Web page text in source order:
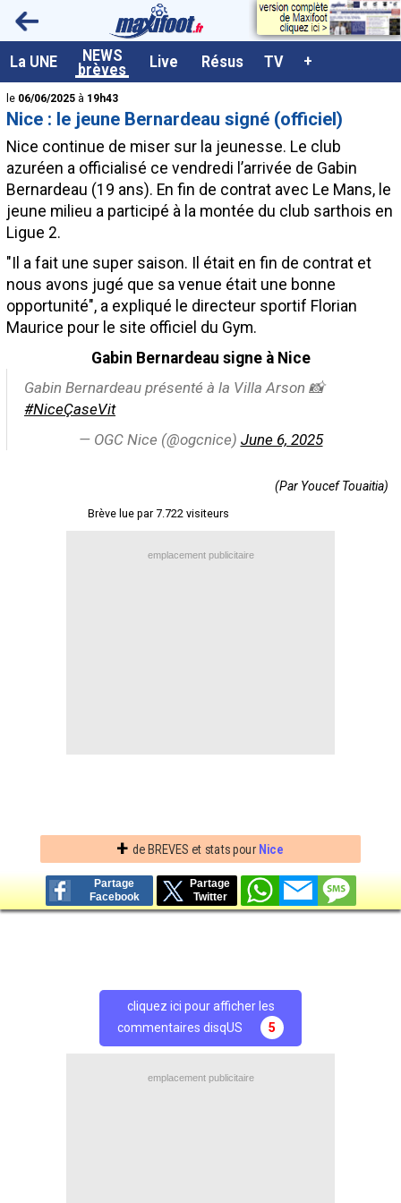
La UNE NEWS
brèves Live Résus TV +
<
le 06/06/2025 à 19h43
Nice : le jeune Bernardeau signé (officiel)
Nice continue de miser sur la jeunesse. Le club
azuréen a officialisé ce vendredi l’arrivée de Gabin
Bernardeau (19 ans). En fin de contrat avec Le Mans, le
jeune milieu a participé à la montée du club sarthois en
Ligue 2.
"Il a fait une super saison. Il était en fin de contrat et
nous avons jugé que sa venue était une bonne
opportunité", a expliqué le directeur sportif Florian
Maurice pour le site officiel du Gym.
Gabin Bernardeau signe à Nice
Gabin Bernardeau présenté à la Villa Arson 📸
#NiceÇaseVit
— OGC Nice (@ogcnice) June 6, 2025
(Par Youcef Touaitia)
Brève lue par 7.722 visiteurs
emplacement publicitaire
+ de BREVES et stats pour Nice
Partage
Facebook
Partage
Twitter
cliquez ici pour afficher les
commentaires disqUS
5
emplacement publicitaire
A la UNE
Dernières brèves
Live / Matchs en direct
Résultats et Classements
Class. buteurs européens
Programme TV foot
Vidéos
Sondages
Tableau transferts L1
Taille de la police
Paramètrages / Options
Contact / Signaler un bug
site web Maxifoot.fr